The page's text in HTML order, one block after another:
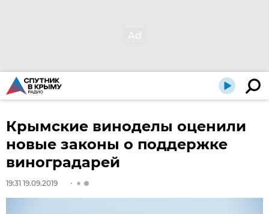
Крымские виноделы оценили
новые законы о поддержке
виноградарей
19:31 19.09.2019